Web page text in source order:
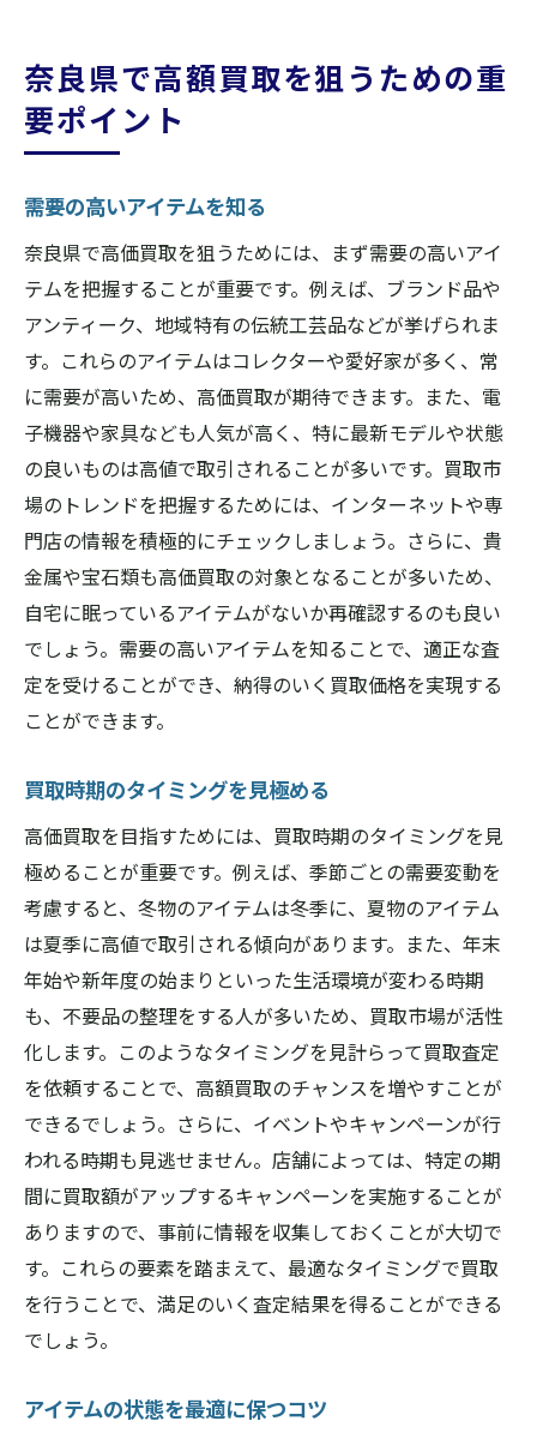
奈良県で高額買取を狙うための重
要ポイント
需要の高いアイテムを知る
奈良県で高価買取を狙うためには、まず需要の高いアイ
テムを把握することが重要です。例えば、ブランド品や
アンティーク、地域特有の伝統工芸品などが挙げられま
す。これらのアイテムはコレクターや愛好家が多く、常
に需要が高いため、高価買取が期待できます。また、電
子機器や家具なども人気が高く、特に最新モデルや状態
の良いものは高値で取引されることが多いです。買取市
場のトレンドを把握するためには、インターネットや専
門店の情報を積極的にチェックしましょう。さらに、貴
金属や宝石類も高価買取の対象となることが多いため、
自宅に眠っているアイテムがないか再確認するのも良い
でしょう。需要の高いアイテムを知ることで、適正な査
定を受けることができ、納得のいく買取価格を実現する
ことができます。
買取時期のタイミングを見極める
高価買取を目指すためには、買取時期のタイミングを見
極めることが重要です。例えば、季節ごとの需要変動を
考慮すると、冬物のアイテムは冬季に、夏物のアイテム
は夏季に高値で取引される傾向があります。また、年末
年始や新年度の始まりといった生活環境が変わる時期
も、不要品の整理をする人が多いため、買取市場が活性
化します。このようなタイミングを見計らって買取査定
を依頼することで、高額買取のチャンスを増やすことが
できるでしょう。さらに、イベントやキャンペーンが行
われる時期も見逃せません。店舗によっては、特定の期
間に買取額がアップするキャンペーンを実施することが
ありますので、事前に情報を収集しておくことが大切で
す。これらの要素を踏まえて、最適なタイミングで買取
を行うことで、満足のいく査定結果を得ることができる
でしょう。
アイテムの状態を最適に保つコツ